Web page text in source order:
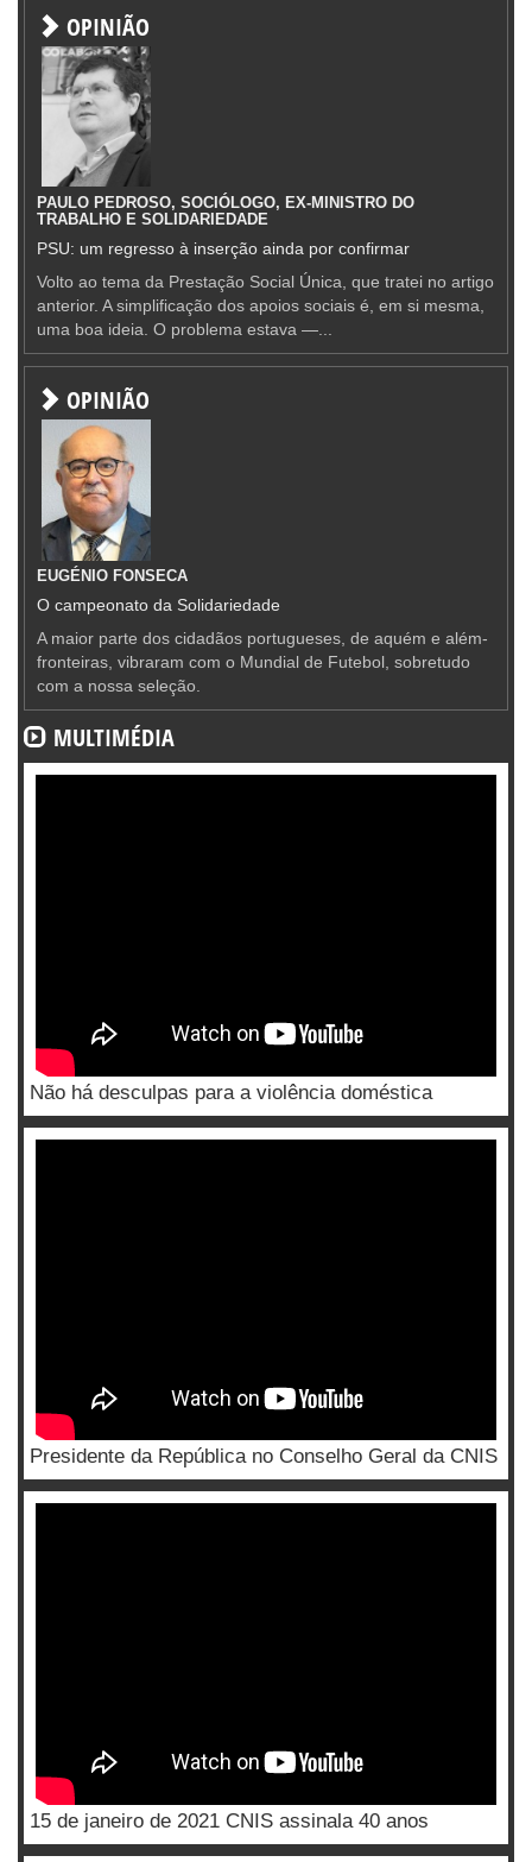
OPINIÃO
PAULO PEDROSO, SOCIÓLOGO, EX-MINISTRO DO
TRABALHO E SOLIDARIEDADE
PSU: um regresso à inserção ainda por confirmar
Volto ao tema da Prestação Social Única, que tratei no artigo
anterior. A simplificação dos apoios sociais é, em si mesma,
uma boa ideia. O problema estava —...
OPINIÃO
EUGÉNIO FONSECA
O campeonato da Solidariedade
A maior parte dos cidadãos portugueses, de aquém e além-
fronteiras, vibraram com o Mundial de Futebol, sobretudo
com a nossa seleção.
MULTIMÉDIA
Não há desculpas para a violência doméstica
Presidente da República no Conselho Geral da CNIS
15 de janeiro de 2021 CNIS assinala 40 anos